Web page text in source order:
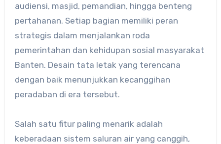
audiensi, masjid, pemandian, hingga benteng
pertahanan. Setiap bagian memiliki peran
strategis dalam menjalankan roda
pemerintahan dan kehidupan sosial masyarakat
Banten. Desain tata letak yang terencana
dengan baik menunjukkan kecanggihan
peradaban di era tersebut.
Salah satu fitur paling menarik adalah
keberadaan sistem saluran air yang canggih,